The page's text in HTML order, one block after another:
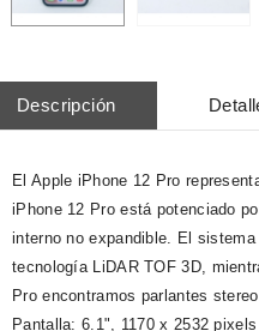
Descripción
El Apple iPhone 12 Pro
iPhone 12 Pro está potenciado
interno no expandible. El
tecnología LiDAR TOF 3D,
Pro encontramos parlantes
Pantalla: 6.1", 1170 x 2532